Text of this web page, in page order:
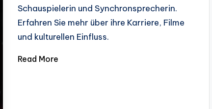
Schauspielerin und Synchronsprecherin.
Erfahren Sie mehr über ihre Karriere, Filme
und kulturellen Einfluss.
Read More